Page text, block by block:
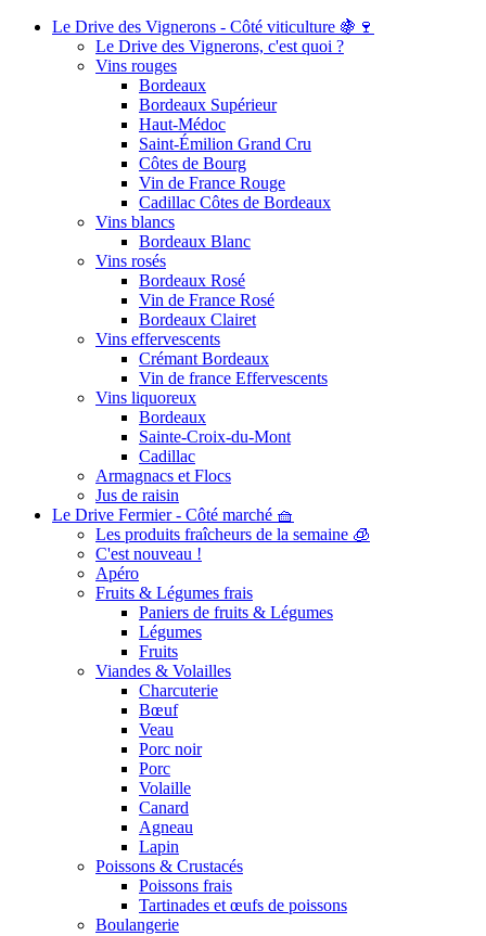
Le Drive des Vignerons - Côté viticulture 🍇🍷
Le Drive des Vignerons, c'est quoi ?
Vins rouges
Bordeaux
Bordeaux Supérieur
Haut-Médoc
Saint-Émilion Grand Cru
Côtes de Bourg
Vin de France Rouge
Cadillac Côtes de Bordeaux
Vins blancs
Bordeaux Blanc
Vins rosés
Bordeaux Rosé
Vin de France Rosé
Bordeaux Clairet
Vins effervescents
Crémant Bordeaux
Vin de france Effervescents
Vins liquoreux
Bordeaux
Sainte-Croix-du-Mont
Cadillac
Armagnacs et Flocs
Jus de raisin
Le Drive Fermier - Côté marché 🧺
Les produits fraîcheurs de la semaine 🧊
C'est nouveau !
Apéro
Fruits & Légumes frais
Paniers de fruits & Légumes
Légumes
Fruits
Viandes & Volailles
Charcuterie
Bœuf
Veau
Porc noir
Porc
Volaille
Canard
Agneau
Lapin
Poissons & Crustacés
Poissons frais
Tartinades et œufs de poissons
Boulangerie